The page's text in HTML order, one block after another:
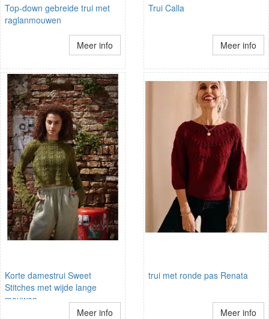
Top-down gebreide trui met
raglanmouwen
Meer info
Trui Calla
Meer info
Korte damestrui Sweet
Stitches met wijde lange
mouwen
Meer info
trui met ronde pas Renata
Meer info